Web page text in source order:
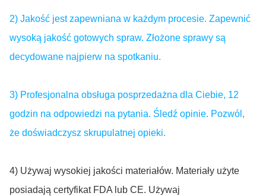
2) Jakość jest zapewniana w każdym procesie. Zapewnić
wysoką jakość gotowych spraw. Złożone sprawy są
decydowane najpierw na spotkaniu.
3) Profesjonalna obsługa posprzedażna dla Ciebie, 12
godzin na odpowiedzi na pytania. Śledź opinie. Pozwól,
że doświadczysz skrupulatnej opieki.
4) Używaj wysokiej jakości materiałów. Materiały użyte
posiadają certyfikat FDA lub CE. Używaj